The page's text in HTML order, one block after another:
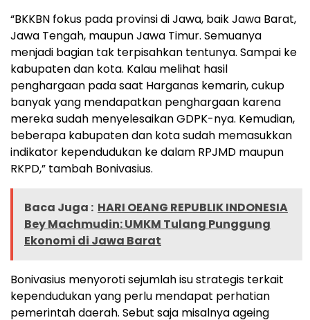
“BKKBN fokus pada provinsi di Jawa, baik Jawa Barat,
Jawa Tengah, maupun Jawa Timur. Semuanya
menjadi bagian tak terpisahkan tentunya. Sampai ke
kabupaten dan kota. Kalau melihat hasil
penghargaan pada saat Harganas kemarin, cukup
banyak yang mendapatkan penghargaan karena
mereka sudah menyelesaikan GDPK-nya. Kemudian,
beberapa kabupaten dan kota sudah memasukkan
indikator kependudukan ke dalam RPJMD maupun
RKPD,” tambah Bonivasius.
Baca Juga : HARI OEANG REPUBLIK INDONESIA
Bey Machmudin: UMKM Tulang Punggung
Ekonomi di Jawa Barat
Bonivasius menyoroti sejumlah isu strategis terkait
kependudukan yang perlu mendapat perhatian
pemerintah daerah. Sebut saja misalnya ageing